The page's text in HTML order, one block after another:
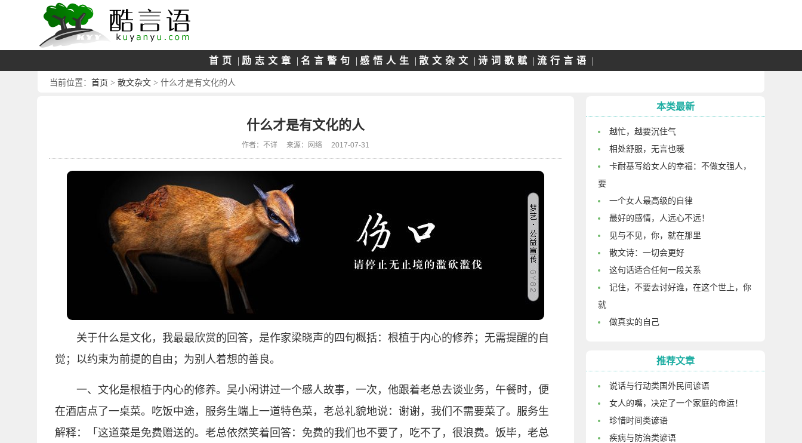
首页 | 励志文章 | 名言警句 | 感悟人生 | 散文杂文 | 诗词歌赋 | 流行言语 |
当前位置： 首页 > 散文杂文 > 什么才是有文化的人
什么才是有文化的人
作者：不详 来源：网络 2017-07-31
关于什么是文化，我最最欣赏的回答，是作家梁晓声的四句概括：根植于内心的修养；无需提醒的自
觉；以约束为前提的自由；为别人着想的善良。
一、文化是根植于内心的修养。吴小闲讲过一个感人故事，一次，他跟着老总去谈业务，午餐时，便
在酒店点了一桌菜。吃饭中途，服务生端上一道特色菜，老总礼貌地说：谢谢，我们不需要菜了。服务生
解释：「这道菜是免费赠送的。老总依然笑着回答：免费的我们也不要了，吃不了，很浪费。饭毕，老总
本类最新
越忙，越要沉住气
相处舒服，无言也暖
卡耐基写给女人的幸福：不做女强人，
要
一个女人最高级的自律
最好的感情，人远心不远！
见与不见，你，就在那里
散文诗：一切会更好
这句话适合任何一段关系
记住，不要去讨好谁，在这个世上，你
就
做真实的自己
推荐文章
说话与行动类国外民间谚语
女人的嘴，决定了一个家庭的命运！
珍惜时间类谚语
疾病与防治类谚语